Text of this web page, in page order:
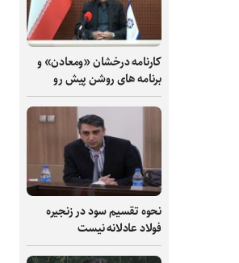
کارنامه درخشان «ومعادن» و
برنامه های روشن پیش رو
نحوه تقسیم سود در زنجیره
فولاد عادلانه نیست